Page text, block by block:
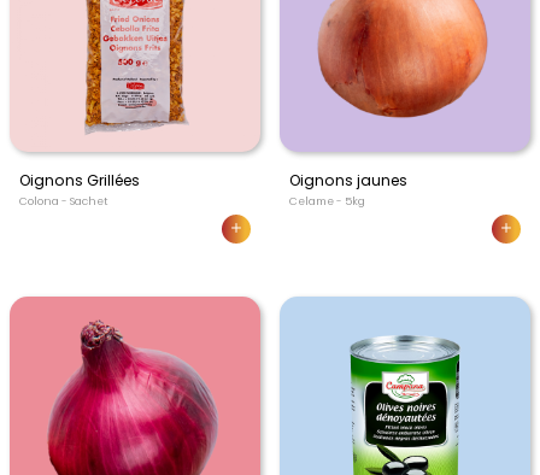
Oignons Grillées
Colona - Sachet
Oignons jaunes
Celame - 5kg